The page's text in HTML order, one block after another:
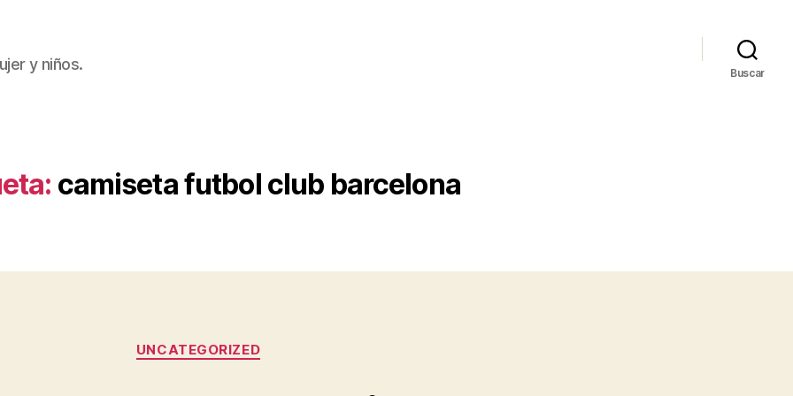
y niños. Buscar
camiseta futbol club barcelona
Categorías
UNCATEGORIZED